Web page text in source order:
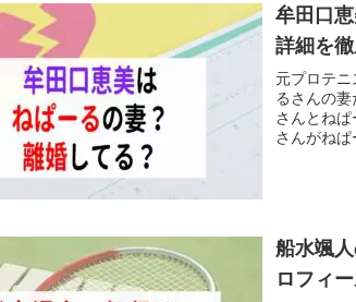
牟田口
詳細を徹
元プロテ
るさんの
さんとね
さんがねぱ
船水颯
ロフィー